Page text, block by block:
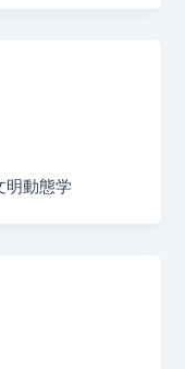
明動態学